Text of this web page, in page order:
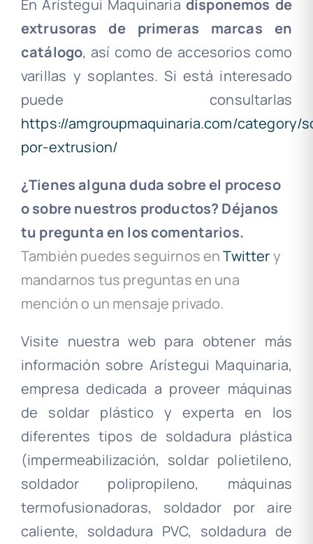
En Arístegui Maquinaria disponemos de
extrusoras de primeras marcas en
catálogo, así como de accesorios como
varillas y soplantes. Si está interesado
puede consultarlas
https://amgroupmaquinaria.com/category/
por-extrusion/
¿Tienes alguna duda sobre el proceso
o sobre nuestros productos? Déjanos
tu pregunta en los comentarios.
También puedes seguirnos enTwittery
mandarnos tus preguntas en una
mención o un mensaje privado.
Visite nuestra web para obtener más
información sobre Arístegui Maquinaria,
empresa dedicada a proveer máquinas
de soldar plástico y experta en los
diferentes tipos de soldadura plástica
(impermeabilización, soldar polietileno,
soldador polipropileno, máquinas
termofusionadoras, soldador por aire
caliente, soldadura PVC, soldadura de